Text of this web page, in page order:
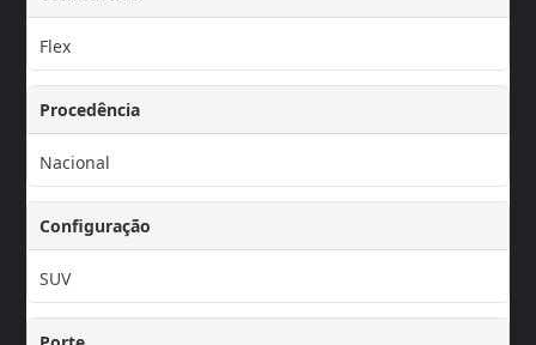
Flex
Procedência
Nacional
Configuração
SUV